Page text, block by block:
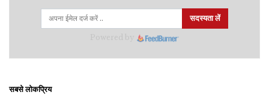
सदस्यता लें
सबसे लोकप्रिय